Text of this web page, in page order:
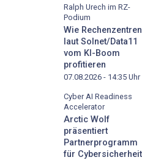
Ralph Urech im RZ-
Podium
Wie Rechenzentren
laut Solnet/Data11
vom KI-Boom
profitieren
07.08.2026 - 14:35 Uhr
Cyber AI Readiness
Accelerator
Arctic Wolf
präsentiert
Partnerprogramm
für Cybersicherheit